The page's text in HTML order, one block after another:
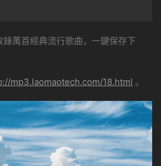
萬首經典流行歌曲，一鍵保存下
mp3.laomaotech.com/18.html 。